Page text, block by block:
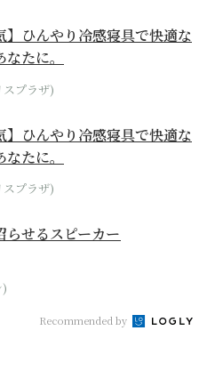
】ひんやり冷感寝具で快適な
たに。
スプラザ)
】ひんやり冷感寝具で快適な
たに。
スプラザ)
らせるスピーカー
Recommended by